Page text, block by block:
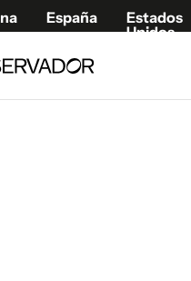
España
Estados
Unidos